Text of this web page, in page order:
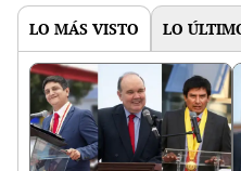
LO MÁS VISTO LO